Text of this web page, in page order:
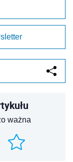
ważna